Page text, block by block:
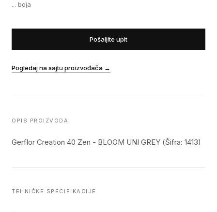
... boja
Pošaljite upit
Pogledaj na sajtu proizvođača →
OPIS PROIZVODA
Gerflor Creation 40 Zen - BLOOM UNI GREY (Šifra: 1413)
TEHNIČKE SPECIFIKACIJE